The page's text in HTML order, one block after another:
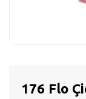
176 Flo